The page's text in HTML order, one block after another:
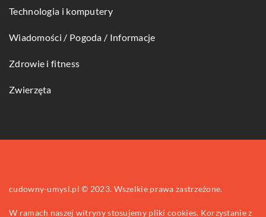
Technologia i komputery
Wiadomości / Pogoda / Informacje
Zdrowie i fitness
Zwierzęta
cudowny-umysl.pl © 2023. Wszelkie prawa zastrzeżone.
W ramach naszej witryny stosujemy pliki cookies. Korzystanie z